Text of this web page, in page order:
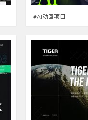
#AI动画项目